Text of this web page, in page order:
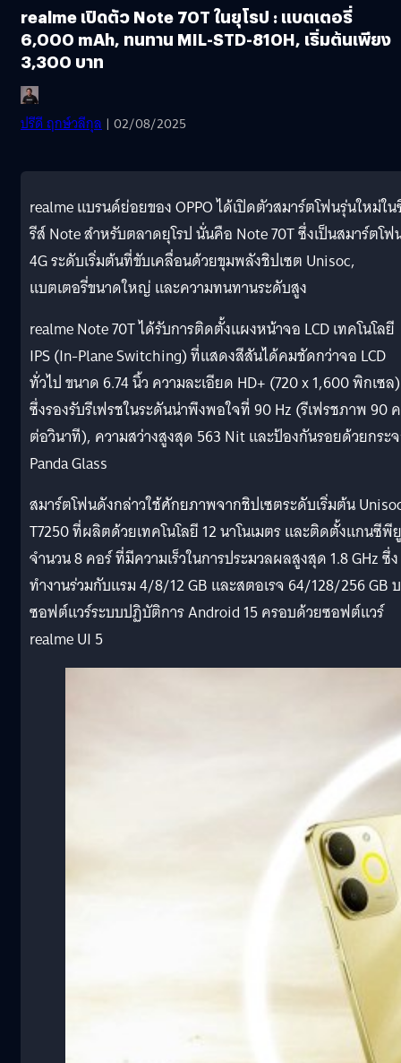
realme เปิดตัว Note 70T ในยุโรป : แบตเตอรี่
6,000 mAh, ทนทาน MIL-STD-810H, เริ่มต้นเพียง
3,300 บาท
ปรีดี ฤกษ์วลีกุล | 02/08/2025
realme แบรนด์ย่อยของ OPPO ได้เปิดตัวสมาร์ตโฟนรุ่นใหม่ใ
รีส์ Note สำหรับตลาดยุโรป นั่นคือ Note 70T ซึ่งเป็นสมาร์ตโฟ
4G ระดับเริ่มต้นที่ขับเคลื่อนด้วยขุมพลังชิปเซต Unisoc,
แบตเตอรี่ขนาดใหญ่ และความทนทานระดับสูง
realme Note 70T ได้รับการติดตั้งแผงหน้าจอ LCD เทคโนโลยี
IPS (In-Plane Switching) ที่แสดงสีสันได้คมชัดกว่าจอ LCD
ทั่วไป ขนาด 6.74 นิ้ว ความละเอียด HD+ (720 x 1,600 พิกเซล)
ซึ่งรองรับรีเฟรชในระดันน่าพึงพอใจที่ 90 Hz (รีเฟรชภาพ 90
ต่อวินาที), ความสว่างสูงสุด 563 Nit และป้องกันรอยด้วยกระ
Panda Glass
สมาร์ตโฟนดังกล่าวใช้ศักยภาพจากชิปเซตระดับเริ่มต้น
T7250 ที่ผลิตด้วยเทคโนโลยี 12 นาโนเมตร และติดตั้งแกนซีพียู
จำนวน 8 คอร์ ที่มีความเร็วในการประมวลผลสูงสุด 1.8 GHz ซึ่ง
ทำงานร่วมกับแรม 4/8/12 GB และสตอเรจ 64/128/256 GB
ซอฟต์แวร์ระบบปฏิบัติการ Android 15 ครอบด้วยซอฟต์แวร์
realme UI 5